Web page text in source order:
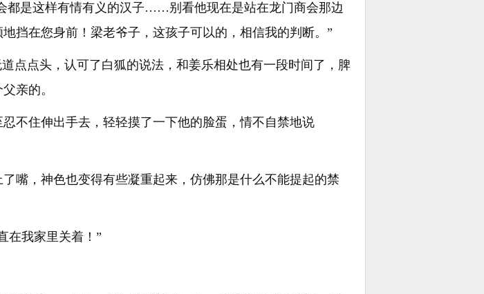
都是这样有情有义的汉子……别看他现在是站在龙门商会那边
挡在您身前！梁老爷子，这孩子可以的，相信我的判断。”
点点头，认可了白狐的说法，和姜乐相处也有一段时间了，脾
亲的。
不住伸出手去，轻轻摸了一下他的脸蛋，情不自禁地说
嘴，神色也变得有些凝重起来，仿佛那是什么不能提起的禁
在我家里关着！”